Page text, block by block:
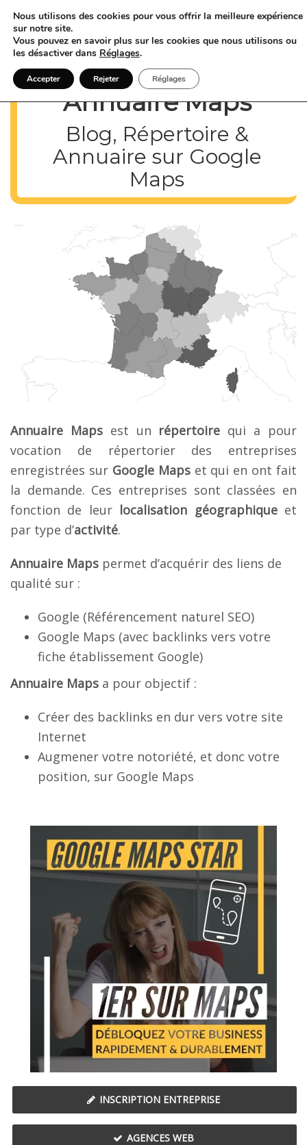
Annuaire Maps
Blog, Répertoire &
Annuaire sur Google
Maps
Annuaire Mapsest un répertoire qui a pour
vocation de répertorier des entreprises
enregistrées sur Google Mapset qui en ont fait
la demande. Ces entreprises sont classées en
fonction de leur localisation géographiqueet
par type d’activité.
Annuaire Maps permet d’acquérir des liens de
qualité sur :
Google (Référencement naturel SEO)
Google Maps (avec backlinks vers votre
fiche établissement Google)
Annuaire Maps a pour objectif :
Créer des backlinks en dur vers votre site
Internet
Augmener votre notoriété, et donc votre
position, sur Google Maps
INSCRIPTION ENTREPRISE
AGENCES WEB
Nous utilisons des cookies pour vous offrir la meilleure expérience
sur notre site.
Vous pouvez en savoir plus sur les cookies que nous utilisons ou
les désactiver dans Réglages.
Accepter Rejeter Réglages